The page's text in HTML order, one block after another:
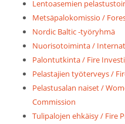
Lentoasemien
Metsäpalokomissio /
Nordic Baltic -työryhmä
Nuorisotoiminta /
Palontutkinta / Fire
Pelastajien työterveys /
Pelastusalan naiset /
Commission
Tulipalojen ehkäisy / Fire